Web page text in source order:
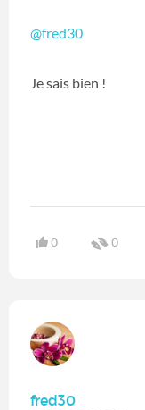
@fred30
Je sais bien !
0 0
fred30